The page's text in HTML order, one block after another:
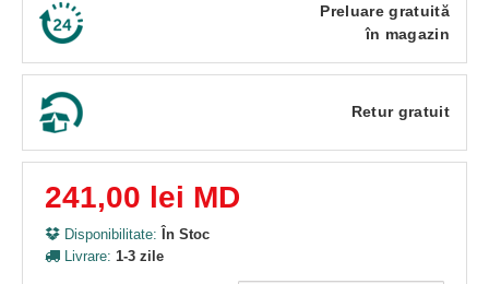
Preluare gratuită
în magazin
Retur gratuit
241,00 lei MD
Disponibilitate: În Stoc
Livrare: 1-3 zile